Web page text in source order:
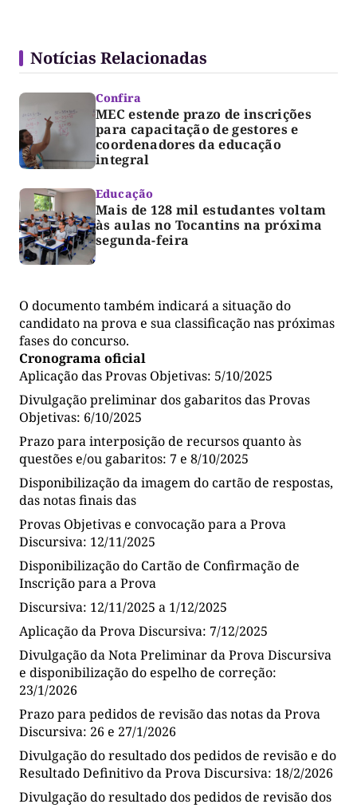
Notícias Relacionadas
Confira
MEC estende prazo de inscrições
para capacitação de gestores e
coordenadores da educação
integral
Educação
Mais de 128 mil estudantes voltam
às aulas no Tocantins na próxima
segunda-feira
O documento também indicará a situação do
candidato na prova e sua classificação nas próximas
fases do concurso.
Cronograma oficial
Aplicação das Provas Objetivas: 5/10/2025
Divulgação preliminar dos gabaritos das Provas
Objetivas: 6/10/2025
Prazo para interposição de recursos quanto às
questões e/ou gabaritos: 7 e 8/10/2025
Disponibilização da imagem do cartão de respostas,
das notas finais das
Provas Objetivas e convocação para a Prova
Discursiva: 12/11/2025
Disponibilização do Cartão de Confirmação de
Inscrição para a Prova
Discursiva: 12/11/2025 a 1/12/2025
Aplicação da Prova Discursiva: 7/12/2025
Divulgação da Nota Preliminar da Prova Discursiva
e disponibilização do espelho de correção:
23/1/2026
Prazo para pedidos de revisão das notas da Prova
Discursiva: 26 e 27/1/2026
Divulgação do resultado dos pedidos de revisão e do
Resultado Definitivo da Prova Discursiva: 18/2/2026
Divulgação do resultado dos pedidos de revisão dos